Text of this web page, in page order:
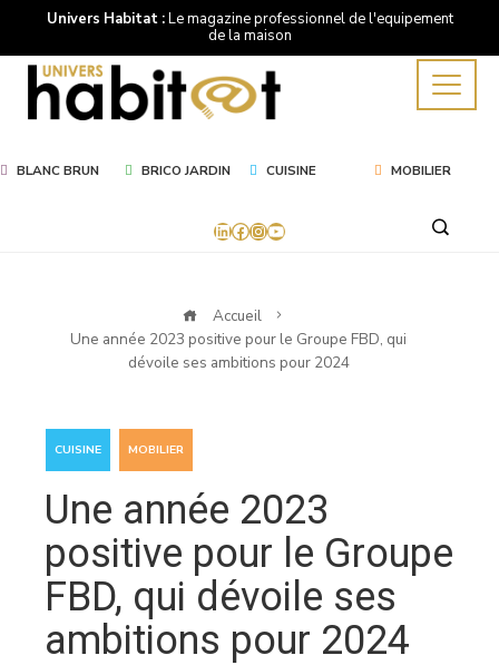
Univers Habitat :Le magazine professionnel de l'equipement
de la maison
BLANC BRUN BRICO JARDIN CUISINE MOBILIER
LinkedIn
Facebook
Instagram
YouTube
Accueil
Une année 2023 positive pour le Groupe FBD, qui
dévoile ses ambitions pour 2024
CUISINE MOBILIER
Une année 2023
positive pour le Groupe
FBD, qui dévoile ses
ambitions pour 2024